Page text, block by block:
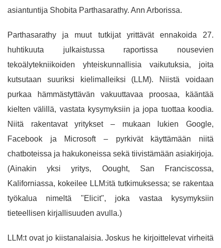
asiantuntija Shobita Parthasarathy. Ann Arborissa.
Parthasarathy ja muut tutkijat yrittävät ennakoida 27.
huhtikuuta julkaistussa raportissa nousevien
tekoälytekniikoiden yhteiskunnallisia vaikutuksia, joita
kutsutaan suuriksi kielimalleiksi (LLM). Niistä voidaan
purkaa hämmästyttävän vakuuttavaa proosaa, kääntää
kielten välillä, vastata kysymyksiin ja jopa tuottaa koodia.
Niitä rakentavat yritykset – mukaan lukien Google,
Facebook ja Microsoft – pyrkivät käyttämään niitä
chatboteissa ja hakukoneissa sekä tiivistämään asiakirjoja.
(Ainakin yksi yritys, Oought, San Franciscossa,
Kaliforniassa, kokeilee LLM:itä tutkimuksessa; se rakentaa
työkalua nimeltä "Elicit", joka vastaa kysymyksiin
tieteellisen kirjallisuuden avulla.)
LLM:t ovat jo kiistanalaisia. Joskus he kirjoittelevat virheitä